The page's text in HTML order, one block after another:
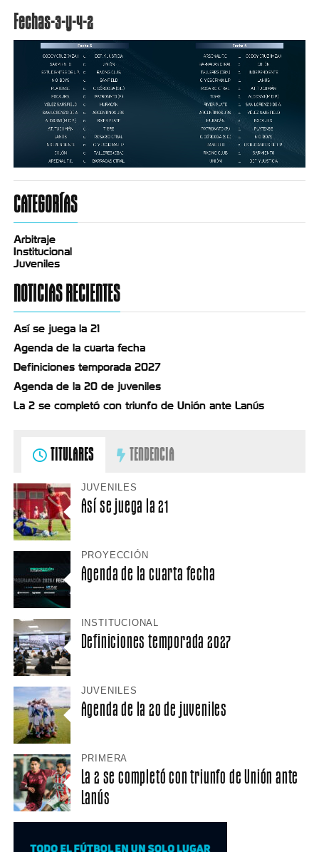
Fechas-3-y-4-2
CATEGORÍAS
Arbitraje
Institucional
Juveniles
NOTICIAS RECIENTES
Así se juega la 21
Agenda de la cuarta fecha
Definiciones temporada 2027
Agenda de la 20 de juveniles
La 2 se completó con triunfo de Unión ante Lanús
TITULARES TENDENCIA
JUVENILES
Así se juega la 21
PROYECCIÓN
Agenda de la cuarta fecha
INSTITUCIONAL
Definiciones temporada 2027
JUVENILES
Agenda de la 20 de juveniles
PRIMERA
La 2 se completó con triunfo de Unión ante
Lanús